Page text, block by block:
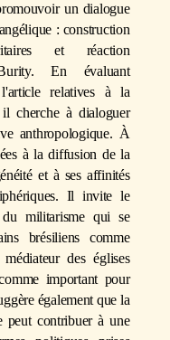
un dialogue
: construction
et réaction
En évaluant
relatives à la
cherche à dialoguer
anthropologique. À
à la diffusion de la
et à ses affinités
Il invite le
du militarisme qui se
brésiliens comme
des églises
important pour
également que la
peut contribuer à une